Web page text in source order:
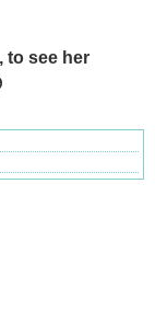
to see her